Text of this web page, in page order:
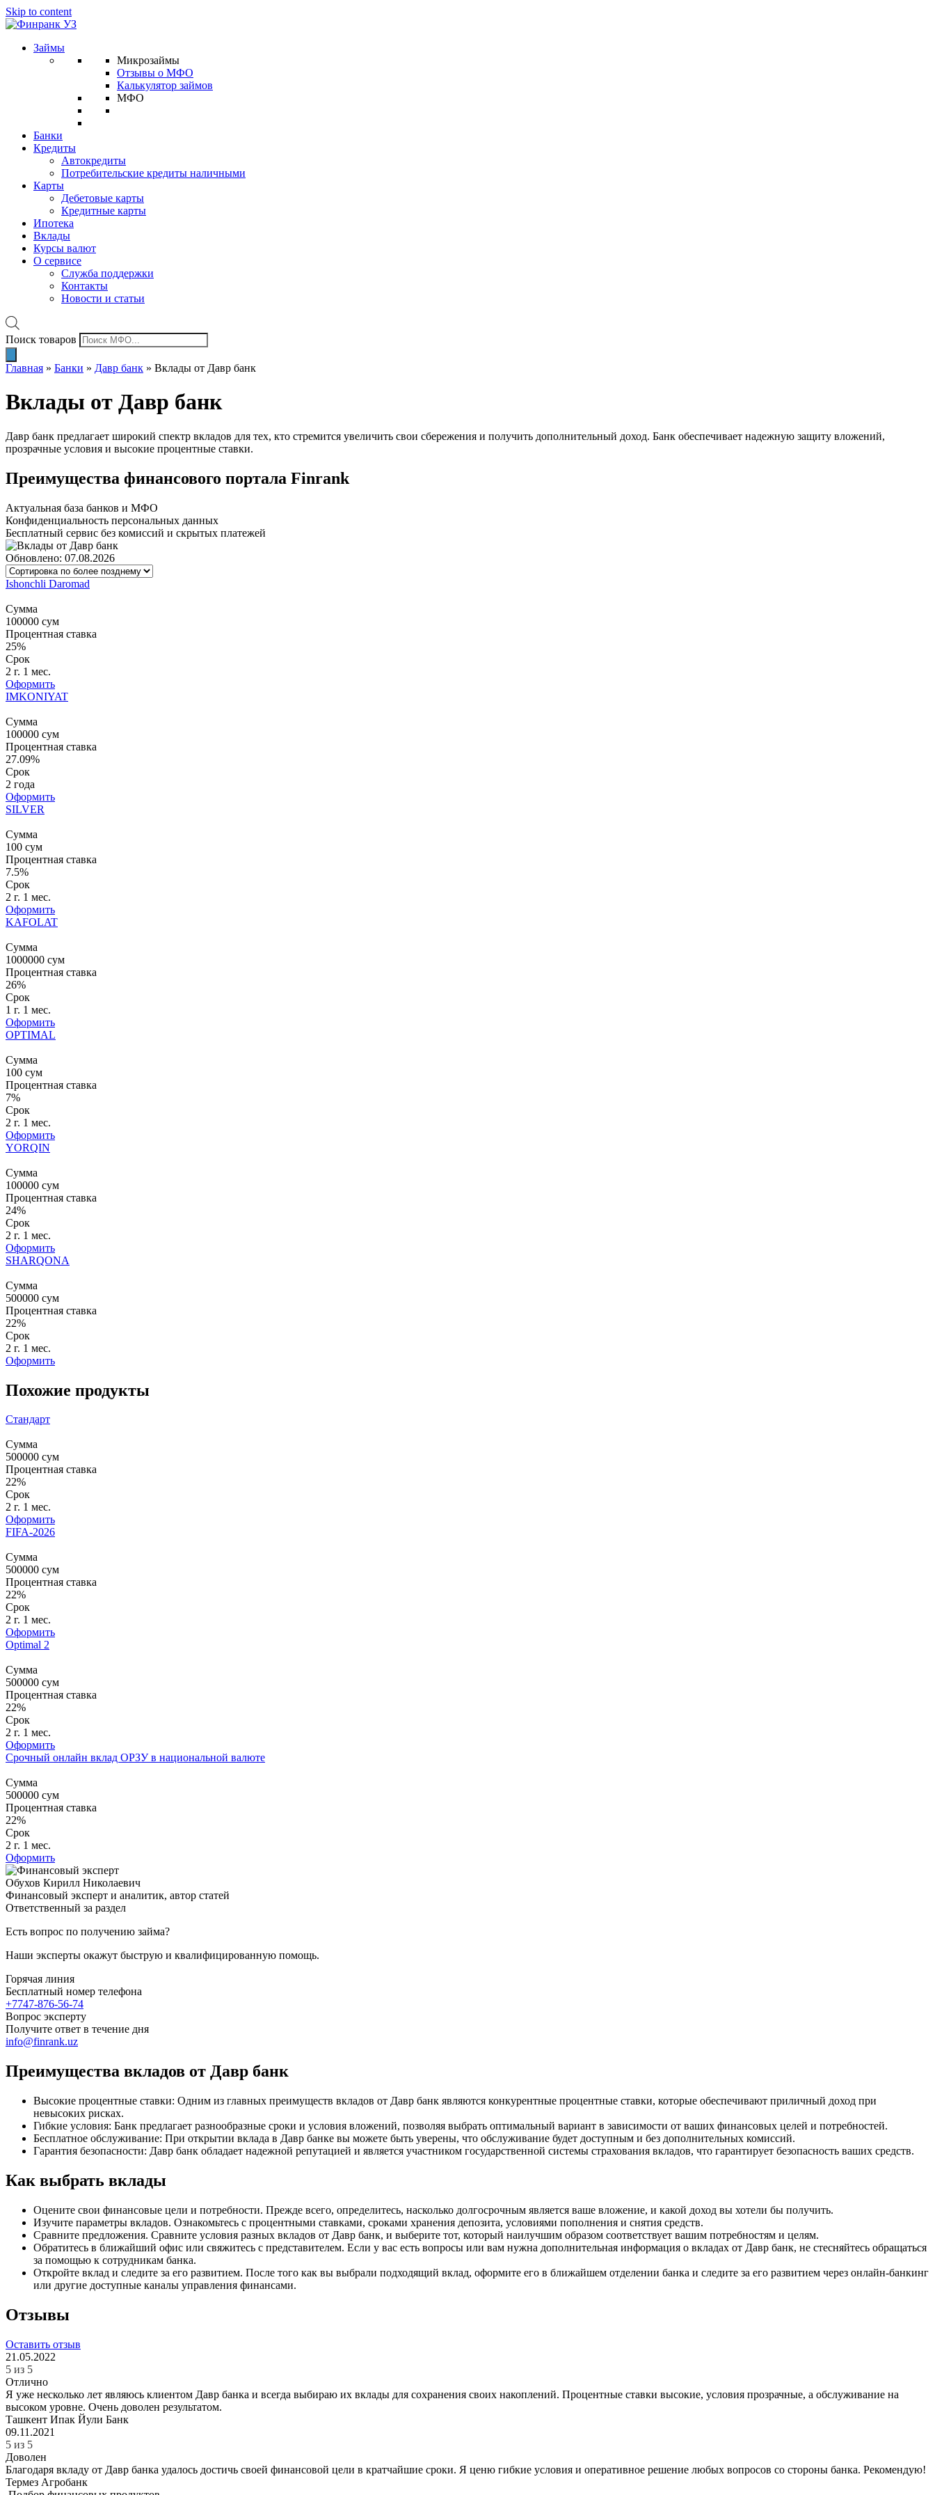
Skip to content
Займы
Микрозаймы
Отзывы о МФО
Калькулятор займов
МФО
Банки
Кредиты
Автокредиты
Потребительские кредиты наличными
Карты
Дебетовые карты
Кредитные карты
Ипотека
Вклады
Курсы валют
О сервисе
Служба поддержки
Контакты
Новости и статьи
Поиск товаров
Главная » Банки » Давр банк » Вклады от Давр банк
Вклады от Давр банк
Давр банк предлагает широкий спектр вкладов для тех, кто стремится увеличить свои сбережения и получить дополнительный доход. Банк обеспечивает надежную защиту вложений,
прозрачные условия и высокие процентные ставки.
Преимущества финансового портала Finrank
Актуальная база банков и МФО
Конфиденциальность персональных данных
Бесплатный сервис без комиссий и скрытых платежей
Обновлено: 07.08.2026
Ishonchli Daromad
Сумма
100000 сум
Процентная ставка
25%
Срок
2 г. 1 мес.
Оформить
IMKONIYAT
Сумма
100000 сум
Процентная ставка
27.09%
Срок
2 года
Оформить
SILVER
Сумма
100 сум
Процентная ставка
7.5%
Срок
2 г. 1 мес.
Оформить
KAFOLAT
Сумма
1000000 сум
Процентная ставка
26%
Срок
1 г. 1 мес.
Оформить
OPTIMAL
Сумма
100 сум
Процентная ставка
7%
Срок
2 г. 1 мес.
Оформить
YORQIN
Сумма
100000 сум
Процентная ставка
24%
Срок
2 г. 1 мес.
Оформить
SHARQONA
Сумма
500000 сум
Процентная ставка
22%
Срок
2 г. 1 мес.
Оформить
Похожие продукты
Стандарт
Сумма
500000 сум
Процентная ставка
22%
Срок
2 г. 1 мес.
Оформить
FIFA-2026
Сумма
500000 сум
Процентная ставка
22%
Срок
2 г. 1 мес.
Оформить
Optimal 2
Сумма
500000 сум
Процентная ставка
22%
Срок
2 г. 1 мес.
Оформить
Срочный онлайн вклад ОРЗУ в национальной валюте
Сумма
500000 сум
Процентная ставка
22%
Срок
2 г. 1 мес.
Оформить
Обухов Кирилл Николаевич
Финансовый эксперт и аналитик, автор статей
Ответственный за раздел
Есть вопрос по получению займа?
Наши эксперты окажут быструю и квалифицированную помощь.
Горячая линия
Бесплатный номер телефона
+7747-876-56-74
Вопрос эксперту
Получите ответ в течение дня
info@finrank.uz
Преимущества вкладов от Давр банк
Высокие процентные ставки: Одним из главных преимуществ вкладов от Давр банк являются конкурентные процентные ставки, которые обеспечивают приличный доход при
невысоких рисках.
Гибкие условия: Банк предлагает разнообразные сроки и условия вложений, позволяя выбрать оптимальный вариант в зависимости от ваших финансовых целей и потребностей.
Бесплатное обслуживание: При открытии вклада в Давр банке вы можете быть уверены, что обслуживание будет доступным и без дополнительных комиссий.
Гарантия безопасности: Давр банк обладает надежной репутацией и является участником государственной системы страхования вкладов, что гарантирует безопасность ваших средств.
Как выбрать вклады
Оцените свои финансовые цели и потребности. Прежде всего, определитесь, насколько долгосрочным является ваше вложение, и какой доход вы хотели бы получить.
Изучите параметры вкладов. Ознакомьтесь с процентными ставками, сроками хранения депозита, условиями пополнения и снятия средств.
Сравните предложения. Сравните условия разных вкладов от Давр банк, и выберите тот, который наилучшим образом соответствует вашим потребностям и целям.
Обратитесь в ближайший офис или свяжитесь с представителем. Если у вас есть вопросы или вам нужна дополнительная информация о вкладах от Давр банк, не стесняйтесь обращаться
за помощью к сотрудникам банка.
Откройте вклад и следите за его развитием. После того как вы выбрали подходящий вклад, оформите его в ближайшем отделении банка и следите за его развитием через онлайн-банкинг
или другие доступные каналы управления финансами.
Отзывы
Оставить отзыв
21.05.2022
5 из 5
Отлично
Я уже несколько лет являюсь клиентом Давр банка и всегда выбираю их вклады для сохранения своих накоплений. Процентные ставки высокие, условия прозрачные, а обслуживание на
высоком уровне. Очень доволен результатом.
Ташкент Ипак Йули Банк
09.11.2021
5 из 5
Доволен
Благодаря вкладу от Давр банка удалось достичь своей финансовой цели в кратчайшие сроки. Я ценю гибкие условия и оперативное решение любых вопросов со стороны банка. Рекомендую!
Термез Агробанк